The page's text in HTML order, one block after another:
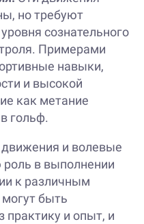
но требуют
сознательного
Примерами
навыки,
и высокой
как метание
гольф.
и волевые
в выполнении
к различным
быть
практику и опыт, и